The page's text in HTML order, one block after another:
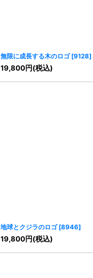
無限に成長する木のロゴ [9128]
19,800円(税込)
地球とクジラのロゴ [8946]
19,800円(税込)